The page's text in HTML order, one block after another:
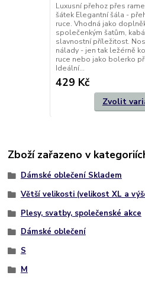
Luxusní přehoz přes
šátek Elegantní šála -
ruce. Vhodná jako
společenkým šatům,
slavnostní příležitost.
nálady - jen tak ležérně
ruce nebo jako bolerko
Ideální...
429 Kč
Zvolit
Zboží zařazeno v
Dámské oblečení Skladem
Větší velikosti (velikost XL a
Plesy, svatby, společenské akce
Dámské oblečení
S
M